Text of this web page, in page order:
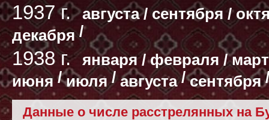
1937 г. августа/ сентября/
декабря/
1938 г. января/февраля /
июня /июля/августа/сентября
Данные о числе расстрелянных на